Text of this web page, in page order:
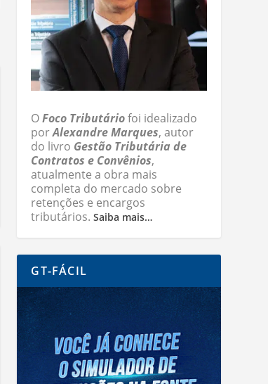
OFoco Tributáriofoi idealizado
porAlexandre Marques, autor
do livro Gestão Tributária de
Contratos e Convênios,
atualmente a obra mais
completa do mercado sobre
retenções e encargos
tributários.Saiba mais…
GT-FÁCIL